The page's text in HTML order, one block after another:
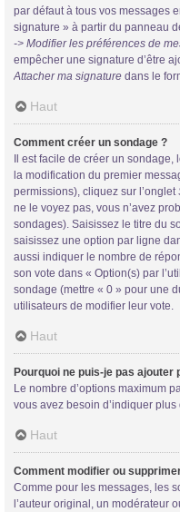
par défaut à tous vos messages
signature » à partir du panneau
-> Modifier les préférences de
empêcher une signature d’être
Attacher ma signature dans le
Haut
Comment créer un sondage ?
Il est facile de créer un sondage,
la modification du premier
permissions), cliquez sur l’onglet
ne le voyez pas, vous n’avez
sondages). Saisissez le titre du
saisissez une option par ligne
aussi indiquer le nombre de
son vote dans « Option(s) par
sondage (mettre « 0 » pour une
utilisateurs de modifier leur vote.
Haut
Pourquoi ne puis-je pas ajouter
Le nombre d’options maximum
vous avez besoin d’indiquer plus
Haut
Comment modifier ou
Comme pour les messages, les
l’auteur original, un modérateur